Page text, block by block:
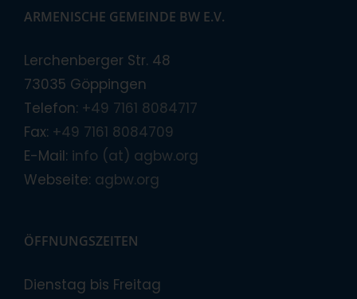
ARMENISCHE GEMEINDE BW E.V.
Lerchenberger Str. 48
73035 Göppingen
Telefon: +49 7161 8084717
Fax: +49 7161 8084709
E-Mail: info (at) agbw.org
Webseite: agbw.org
ÖFFNUNGSZEITEN
Dienstag bis Freitag